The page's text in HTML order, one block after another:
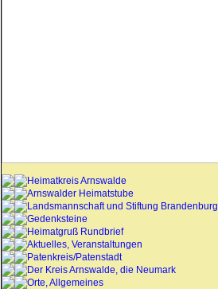
Heimatkreis Arnswalde
Arnswalder Heimatstube
Landsmannschaft und Stiftung Brandenburg
Gedenksteine
Heimatgruß Rundbrief
Aktuelles, Veranstaltungen
Patenkreis/Patenstadt
Der Kreis Arnswalde, die Neumark
Orte, Allgemeines